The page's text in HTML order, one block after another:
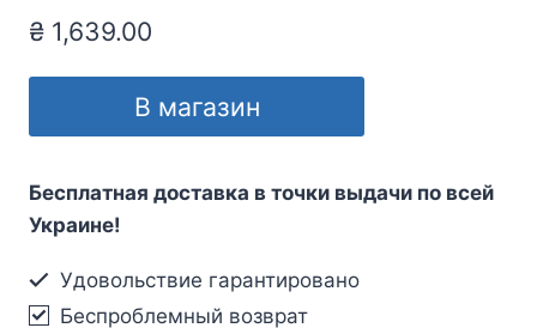
₴ 1,639.00
В магазин
Бесплатная доставка в точки выдачи по всей
Украине!
Удовольствие гарантировано
Беспроблемный возврат